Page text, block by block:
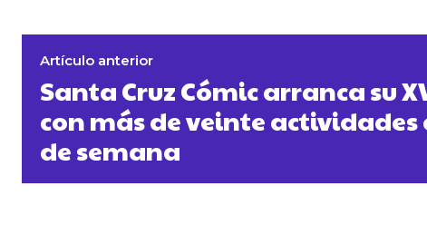
Artículo anterior
Santa Cruz Cómic arranca su
con más de veinte actividades
de semana